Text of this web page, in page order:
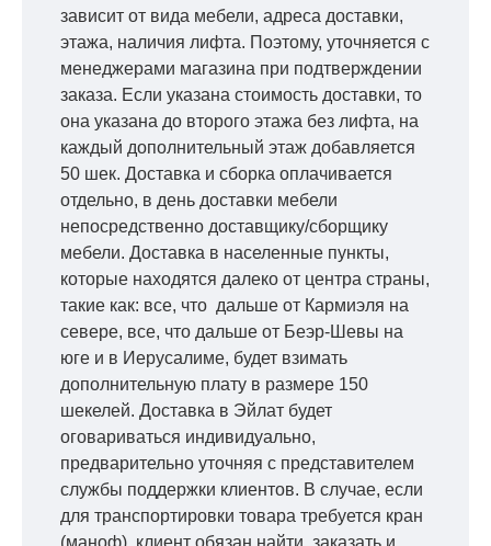
зависит от вида мебели, адреса доставки,
этажа, наличия лифта. Поэтому, уточняется с
менеджерами магазина при подтверждении
заказа. Если указана стоимость доставки, то
она указана до второго этажа без лифта, на
каждый дополнительный этаж добавляется
50 шек. Доставка и сборка оплачивается
отдельно, в день доставки мебели
непосредственно доставщику/сборщику
мебели. Доставка в населенные пункты,
которые находятся далеко от центра страны,
такие как: все, что дальше от Кармиэля на
севере, все, что дальше от Беэр-Шевы на
юге и в Иерусалиме, будет взимать
дополнительную плату в размере 150
шекелей. Доставка в Эйлат будет
оговариваться индивидуально,
предварительно уточняя с представителем
службы поддержки клиентов. В случае, если
для транспортировки товара требуется кран
(маноф), клиент обязан найти, заказать и